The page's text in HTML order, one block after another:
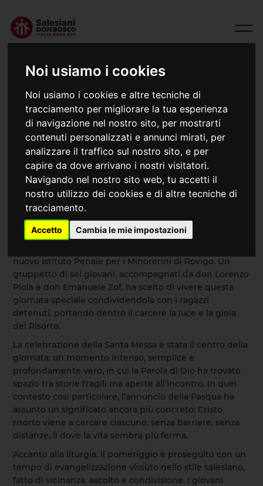
Noi usiamo i cookies
Noi usiamo i cookies e altre tecniche di
tracciamento per migliorare la tua esperienza
di navigazione nel nostro sito, per mostrarti
contenuti personalizzati e annunci mirati, per
analizzare il traffico sul nostro sito, e per
capire da dove arrivano i nostri visitatori.
Navigando nel nostro sito web, tu accetti il
nostro utilizzo dei cookies e di altre tecniche di
tracciamento.
Accetto Cambia le mie impostazioni
06/04/2026
Pasqua nel carcere minorile
Nel cuore della Pasqua, domenica 5 aprile, un piccolo
nuovo Istituto Penale per i Minorenni di Rovigo. Un
gruppetto di sei giovani, accompagnati da don Lorenzo
Piola e don Emanuele Zof, ha scelto di vivere questa
giornata speciale condividendola con i ragazzi
detenuti, portando dentro il carcere la luce e la gioia
del Risorto.
La celebrazione della Santa Messa è stata il centro della
giornata: un momento intenso, semplice e
profondamente vero, in cui la Parola di Dio ha trovato
spazio tra storie fragili ma aperte all’incontro. In quel
contesto così particolare, l’annuncio della Pasqua ha
assunto un significato ancora più concreto: Cristo
risorto viene a cercare ciascuno, senza barriere, senza
distanze, lì dove la vita sembra più ferma.
Accanto alla liturgia, il pomeriggio è proseguito con un
tempo di evangelizzazione vissuto nello stile salesiano,
fatto di vicinanza, ascolto e condivisione. I giovani